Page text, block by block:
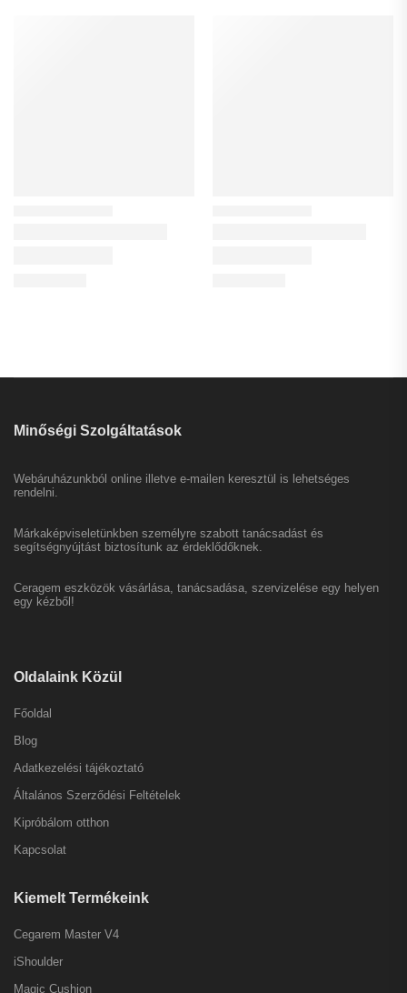
Minőségi Szolgáltatások
Webáruházunkból online illetve e-mailen keresztül is lehetséges
rendelni.
Márkaképviseletünkben személyre szabott tanácsadást és
segítségnyújtást biztosítunk az érdeklődőknek.
Ceragem eszközök vásárlása, tanácsadása, szervizelése egy helyen
egy kézből!
Oldalaink Közül
Főoldal
Blog
Adatkezelési tájékoztató
Általános Szerződési Feltételek
Kipróbálom otthon
Kapcsolat
Kiemelt Termékeink
Cegarem Master V4
iShoulder
Magic Cushion